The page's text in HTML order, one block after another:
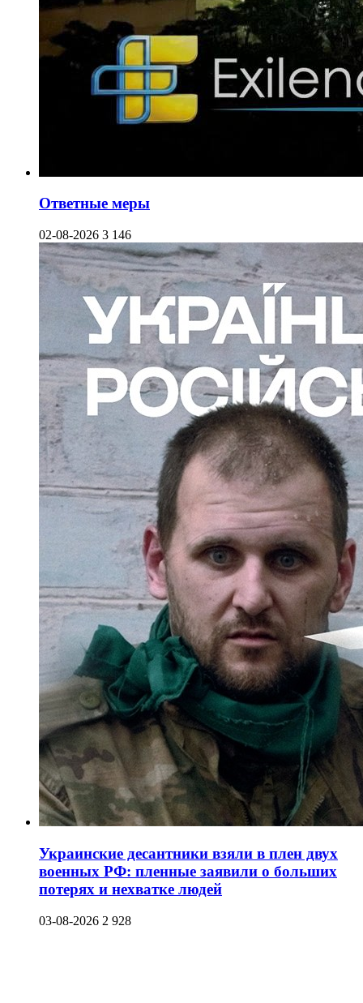
Ответные меры
02-08-2026 3 146
Украинские десантники взяли в плен двух
военных РФ: пленные заявили о больших
потерях и нехватке людей
03-08-2026 2 928